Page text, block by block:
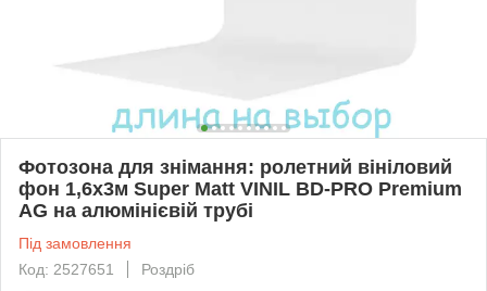
Фотозона для знімання: ролетний вініловий
фон 1,6х3м Super Matt VINIL BD-PRO Premium
AG на алюмінієвій трубі
Під замовлення
Код: 2527651
Роздріб